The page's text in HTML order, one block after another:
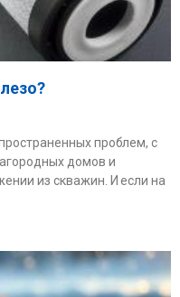
проблем, с
домов и
из скважин. И если на